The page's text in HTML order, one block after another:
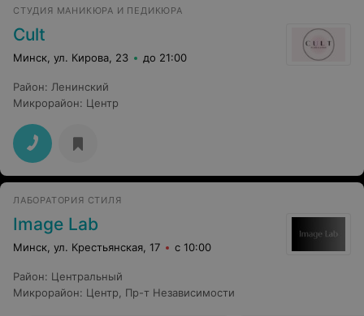
СТУДИЯ МАНИКЮРА И ПЕДИКЮРА
Cult
Минск, ул. Кирова, 23 до 21:00
Район: Ленинский
Микрорайон: Центр
ЛАБОРАТОРИЯ СТИЛЯ
Image Lab
Минск, ул. Крестьянская, 17 с 10:00
Район: Центральный
Микрорайон: Центр Пр-т Независимости